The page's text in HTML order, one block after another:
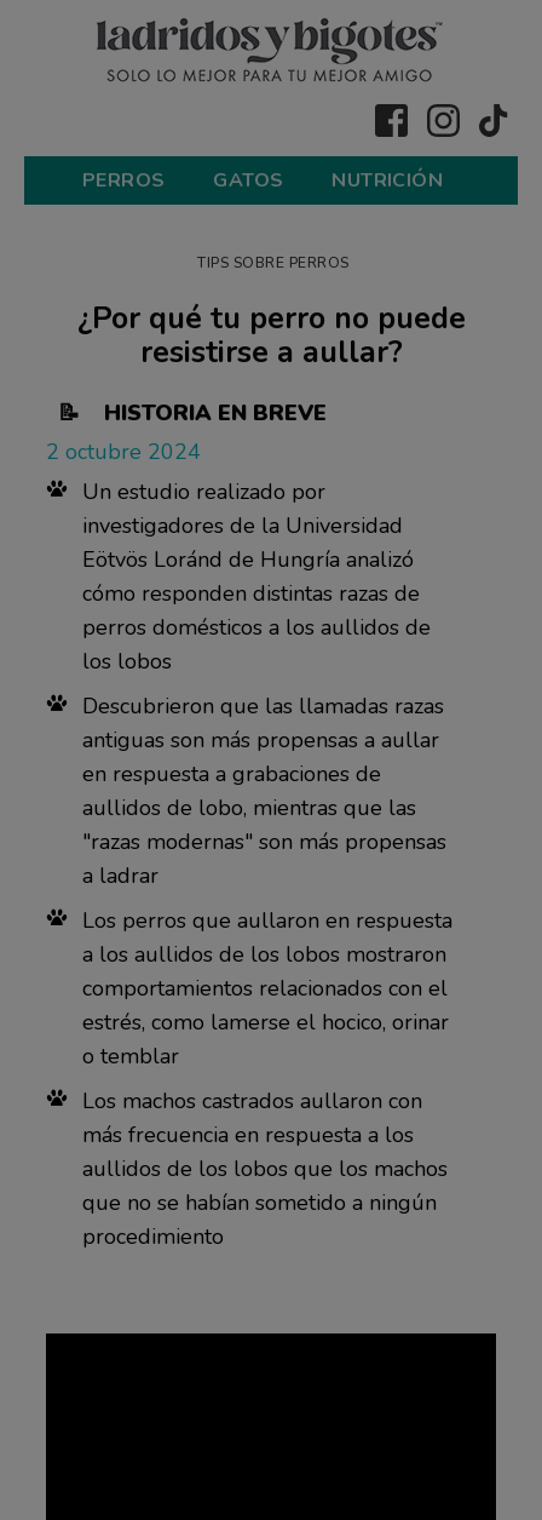
PERROS GATOS NUTRICIÓN
TIPS SOBRE PERROS
¿Por qué tu perro no puede
resistirse a aullar?
2 octubre 2024
📝 HISTORIA EN BREVE
Un estudio realizado por
investigadores de la Universidad
Eötvös Loránd de Hungría analizó
cómo responden distintas razas de
perros domésticos a los aullidos de
los lobos
Descubrieron que las llamadas razas
antiguas son más propensas a aullar
en respuesta a grabaciones de
aullidos de lobo, mientras que las
"razas modernas" son más propensas
a ladrar
Los perros que aullaron en respuesta
a los aullidos de los lobos mostraron
comportamientos relacionados con el
estrés, como lamerse el hocico, orinar
o temblar
Los machos castrados aullaron con
más frecuencia en respuesta a los
aullidos de los lobos que los machos
que no se habían sometido a ningún
procedimiento